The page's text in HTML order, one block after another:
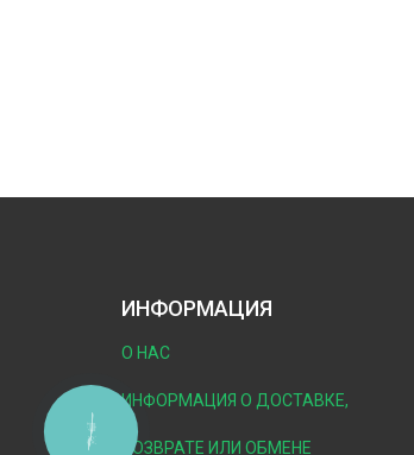
ИНФОРМАЦИЯ
О НАС
ИНФОРМАЦИЯ О ДОСТАВКЕ,
ВОЗВРАТЕ ИЛИ ОБМЕНЕ
КНОПКА
ЗВ'ЯЗКУ